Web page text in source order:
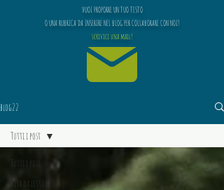
VUOI PROPORRE UN TUO TESTO
O UNA RUBRICA DA INSERIRE NEL BLOG PER COLLABORARE CON NOI?
scrivici una mail!
blog22
Tutti i post
Vita da lettore
Tutti i post